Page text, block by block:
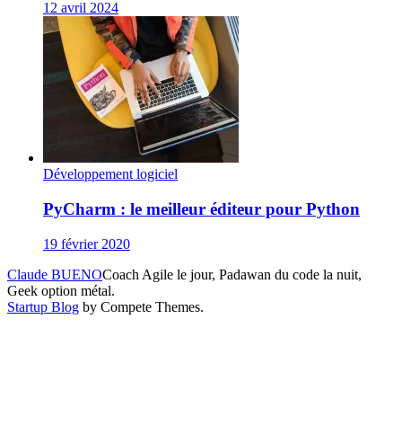
12 avril 2024
Développement logiciel
PyCharm : le meilleur éditeur pour Python
19 février 2020
Claude BUENOCoach Agile le jour, Padawan du code la nuit,
Geek option métal.
Startup Blog by Compete Themes.